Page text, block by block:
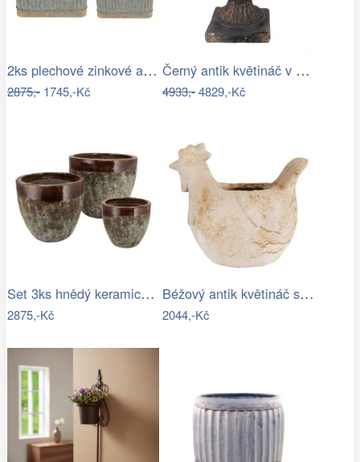
2ks plechové zinkové antik obaly na…
2875,-1745,-Kč
Černý antik květináč v barokním stylu…
4933,-4829,-Kč
Set 3ks hnědý keramický květináč…
2875,-Kč
Béžový antik květináč slepička Farm…
2044,-Kč